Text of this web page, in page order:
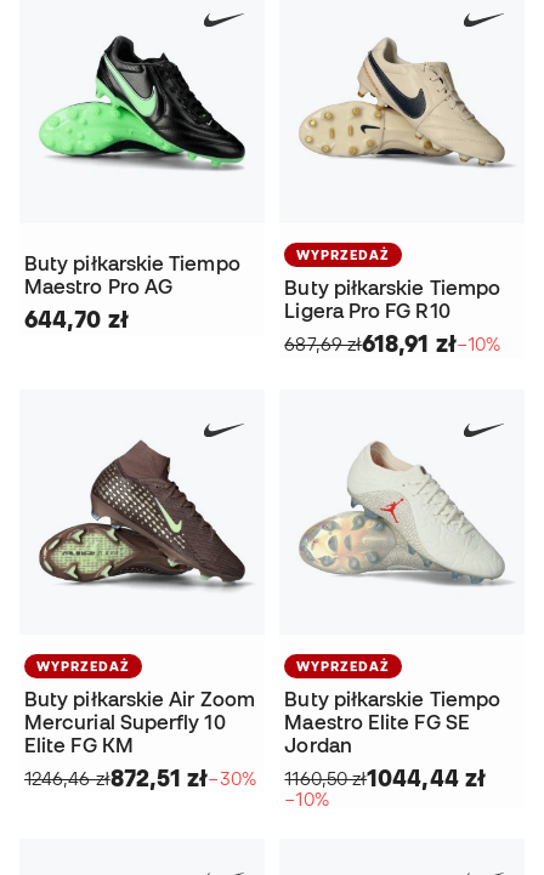
Buty piłkarskie Tiempo
Maestro Pro AG
644,70 zł
WYPRZEDAŻ
Buty piłkarskie Tiempo
Ligera Pro FG R10
687,69 zł618,91 zł−10%
WYPRZEDAŻ
Buty piłkarskie Air Zoom
Mercurial Superfly 10
Elite FG KM
1246,46 zł872,51 zł−30%
WYPRZEDAŻ
Buty piłkarskie Tiempo
Maestro Elite FG SE
Jordan
1160,50 zł1044,44 zł
−10%